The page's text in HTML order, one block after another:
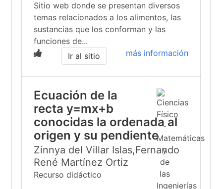
Sitio web donde se presentan diversos
temas relacionados a los alimentos, las
sustancias que los conforman y las
funciones de...
más información
Ir al sitio
Ecuación de la
recta y=mx+b
conocidas la ordenada al
origen y su pendiente
Zinnya del Villar Islas,Fernando
René Martínez Ortiz
Recurso didáctico